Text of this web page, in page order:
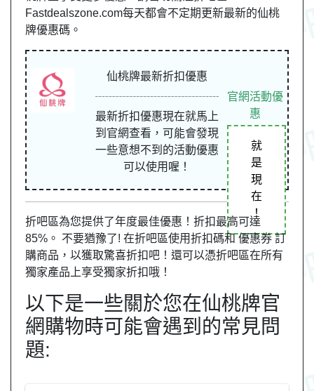
Fastdealszone.com每天都會不定期更新最新的仙桃
牌優惠碼。
仙桃牌最新折扣優惠
最新折扣優惠現在就馬上
到官網查看，可能會發現
一些意想不到的活動優惠
可以使用喔！
官網活動優
惠
就
是
現
在
！
折吧區為您提供了年度最佳優惠！折扣最高可達
85%。 不要猶豫了! 在折吧區使用折扣碼和 優惠券 訂
購商品，以獲取驚喜折扣吧！還可以憑折吧區在所有
獨家產品上享受獨家折扣哦！
以下是一些關於您在仙桃牌官
網購物時可能會遇到的常見問
題: